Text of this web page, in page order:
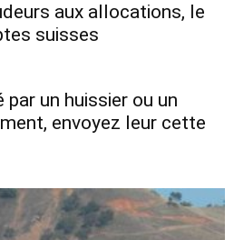
aux allocations, le
suisses
un huissier ou un
envoyez leur cette